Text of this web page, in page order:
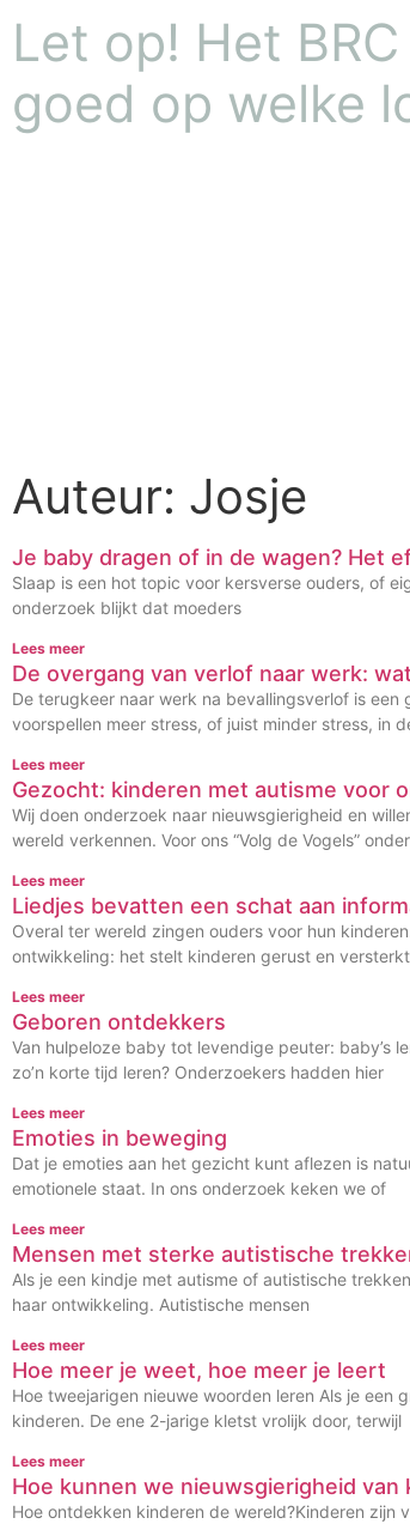
Let op! Het
goed op welke
Auteur: Josje
Je baby dragen of in de wagen? Het
Slaap is een hot topic voor kersverse ouders, of
onderzoek blijkt dat moeders
Lees meer
De overgang van verlof naar werk:
De terugkeer naar werk na bevallingsverlof is
voorspellen meer stress, of juist minder stress, in
Lees meer
Gezocht: kinderen met autisme voor
Wij doen onderzoek naar nieuwsgierigheid en
wereld verkennen. Voor ons “Volg de Vogels”
Lees meer
Liedjes bevatten een schat aan
Overal ter wereld zingen ouders voor hun
ontwikkeling: het stelt kinderen gerust en
Lees meer
Geboren ontdekkers
Van hulpeloze baby tot levendige peuter: baby’s
zo’n korte tijd leren? Onderzoekers hadden hier
Lees meer
Emoties in beweging
Dat je emoties aan het gezicht kunt aflezen is
emotionele staat. In ons onderzoek keken we of
Lees meer
Mensen met sterke autistische
Als je een kindje met autisme of autistische
haar ontwikkeling. Autistische mensen
Lees meer
Hoe meer je weet, hoe meer je leert
Hoe tweejarigen nieuwe woorden leren Als je een
kinderen. De ene 2-jarige kletst vrolijk door, terwijl
Lees meer
Hoe kunnen we nieuwsgierigheid van
Hoe ontdekken kinderen de wereld?Kinderen zijn